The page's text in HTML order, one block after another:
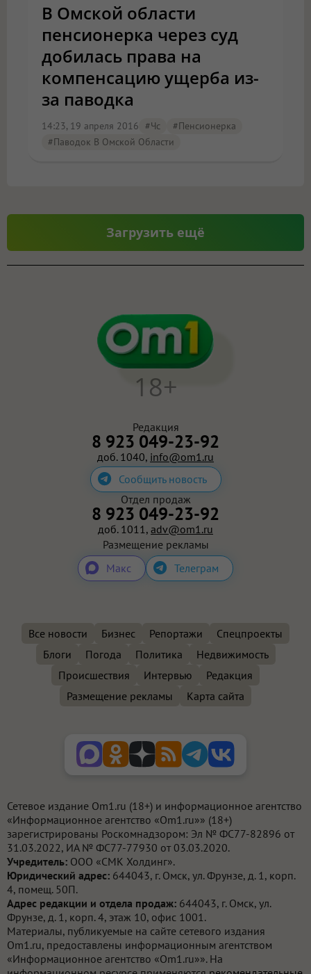
В Омской области
пенсионерка через суд
добилась права на
компенсацию ущерба из-
за паводка
14:23, 19 апреля 2016 #чс
#пенсионерка
#паводок В Омской Области
Загрузить ещё
Редакция
8 923 049-23-92
доб. 1040, info@om1.ru
Сообщить новость
18+
Отдел продаж
8 923 049-23-92
доб. 1011, adv@om1.ru
Размещение рекламы
Макс
Телеграм
Все новости Бизнес Репортажи
Спецпроекты
Блоги
Погода Политика
Недвижимость
Происшествия
Интервью
Редакция
Размещение рекламы
Карта сайта
Сетевое издание Om1.ru (18+) и информационное агентство
«Информационное агентство «Om1.ru»» (18+)
зарегистрированы Роскомнадзором: Эл № ФС77-82896 от
31.03.2022, ИА № ФС77-77930 от 03.03.2020.
Учредитель: ООО «СМК Холдинг».
Юридический адрес: 644043, г. Омск, ул. Фрунзе, д. 1, корп.
4, помещ. 50П.
Адрес редакции и отдела продаж: 644043, г. Омск, ул.
Фрунзе, д. 1, корп. 4, этаж 10, офис 1001.
Материалы, публикуемые на сайте сетевого издания
Om1.ru, предоставлены информационным агентством
«Информационное агентство «Om1.ru»». На